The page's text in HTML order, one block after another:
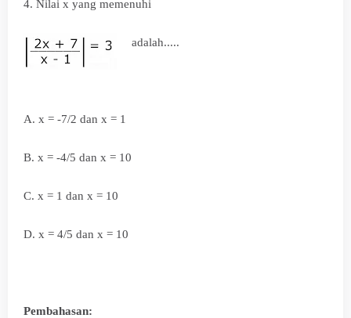
4. Nilai x yang memenuhi
adalah.....
A. x = -7/2 dan x = 1
B. x = -4/5 dan x = 10
C. x = 1 dan x = 10
D. x = 4/5 dan x = 10
Pembahasan: